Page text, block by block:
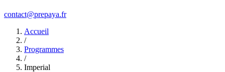
contact@prepaya.fr
Accueil
/
Programmes
/
Imperial